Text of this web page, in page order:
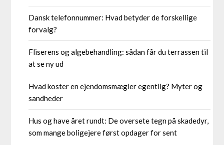
Dansk telefonnummer: Hvad betyder de forskellige
forvalg?
Fliserens og algebehandling: sådan får du terrassen til
at se ny ud
Hvad koster en ejendomsmægler egentlig? Myter og
sandheder
Hus og have året rundt: De oversete tegn på skadedyr,
som mange boligejere først opdager for sent